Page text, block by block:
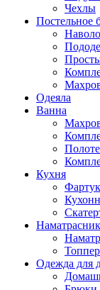
Чехлы
Постельное
Одеяла
Ванна
Кухня
Одежда для